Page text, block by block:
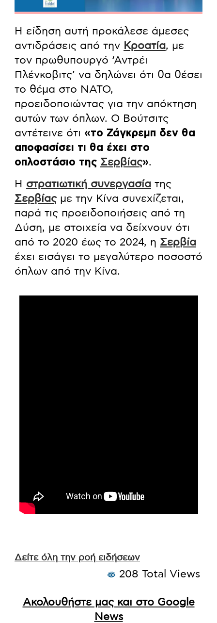
Η είδηση αυτή προκάλεσε άμεσες
αντιδράσεις από την Κροατία, με
τον πρωθυπουργό ‘Αντρέι
Πλένκοβιτς’ να δηλώνει ότι θα θέσει
το θέμα στο ΝΑΤΟ,
προειδοποιώντας για την απόκτηση
αυτών των όπλων. Ο Βούτσιτς
αντέτεινε ότι «το Ζάγκρεμπ δεν θα
αποφασίσει τι θα έχει στο
οπλοστάσιο της Σερβίας».
Η στρατιωτική συνεργασία της
Σερβίαςμε την Κίνα συνεχίζεται,
παρά τις προειδοποιήσεις από τη
Δύση, με στοιχεία να δείχνουν ότι
από το 2020 έως το 2024, η Σερβία
έχει εισάγει το μεγαλύτερο ποσοστό
όπλων από την Κίνα.
Δείτε όλη την ροή ειδήσεων
208 Total Views
Ακολουθήστε μας και στο Google
News